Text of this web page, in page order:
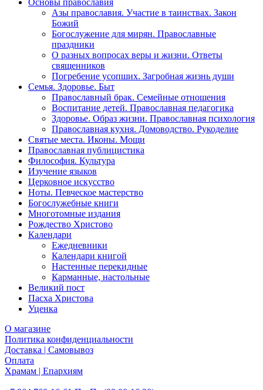
Основы православия
Азы православия. Участие в таинствах. Закон
Божий
Богослужение для мирян. Православные
праздники
О разных вопросах веры и жизни. Ответы
священников
Погребение усопших. Загробная жизнь души
Семья. Здоровье. Быт
Православный брак. Семейные отношения
Воспитание детей. Православная педагогика
Здоровье. Образ жизни. Православная психология
Православная кухня. Домоводство. Рукоделие
Святые места. Иконы. Мощи
Православная публицистика
Философия. Культура
Изучение языков
Церковное искусство
Ноты. Певческое мастерство
Богослужебные книги
Многотомные издания
Рождество Христово
Календари
Ежедневники
Календари книгой
Настенные перекидные
Карманные, настольные
Великий пост
Пасха Христова
Уценка
О магазине
Политика конфиденциальности
Доставка | Самовывоз
Оплата
Храмам | Епархиям